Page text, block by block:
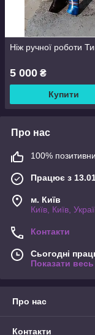
Ніж ручної роботи
5 000 ₴
Купити
Про нас
100%
Працює з
м. Київ
Київ, Київ,
Контакти
Сьогодні
Показати
Про нас
Контакти